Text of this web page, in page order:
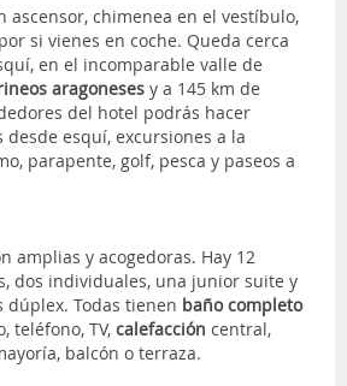
ascensor, chimenea en el vestíbulo,
si vienes en coche. Queda cerca
en el incomparable valle de
aragoneses y a 145 km de
del hotel podrás hacer
desde esquí, excursiones a la
parapente, golf, pesca y paseos a
amplias y acogedoras. Hay 12
dos individuales, una junior suite y
Todas tienen baño completo
teléfono, TV, calefacción central,
balcón o terraza.